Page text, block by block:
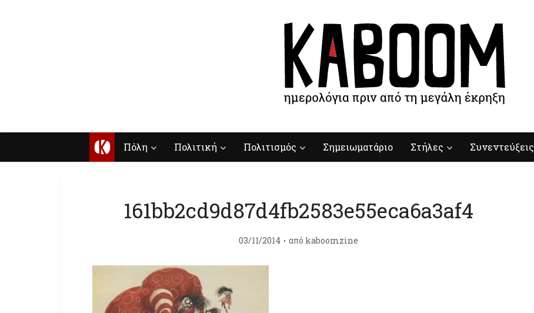
Κ Πόλη Πολιτική Πολιτισμός Σημειωματάριο Στήλες Συνεντεύξεις
161bb2cd9d87d4fb2583e55eca6a3af4
03/11/2014 από kaboomzine